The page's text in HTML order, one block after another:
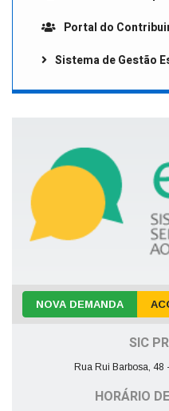
Portal do
Sistema de Gestão
NOVA DEMANDA
SIC
Rua Rui Barbosa, 48
HORÁRIO